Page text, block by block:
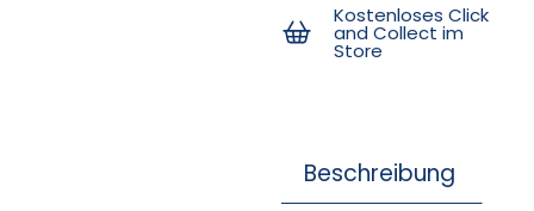
Kostenloses Click
and Collect im
Store
Beschreibung